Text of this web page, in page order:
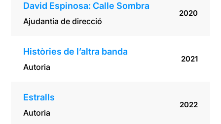
David Espinosa: Calle Sombra
Ajudantia de direcció
2020
Històries de l’altra banda
Autoria
2021
Estralls
Autoria
2022